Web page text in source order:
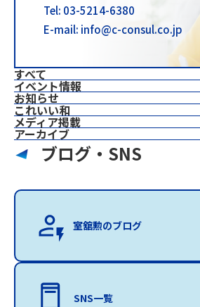
すべて
イベント情報
お知らせ
これいい和
⁨⁩メディア掲載
アーカイブ
Tel: 03-5214-6380
E-mail: info@c-consul.co.jp
ブログ・SNS
室舘勲のブログ
SNS一覧